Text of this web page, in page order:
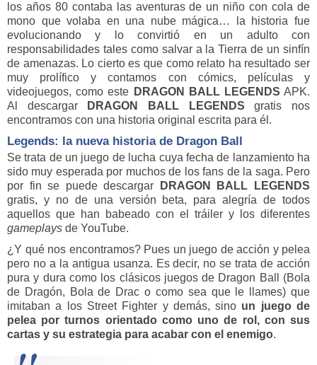
los años 80 contaba las aventuras de un niño con cola de
mono que volaba en una nube mágica… la historia fue
evolucionando y lo convirtió en un adulto con
responsabilidades tales como salvar a la Tierra de un sinfín
de amenazas. Lo cierto es que como relato ha resultado ser
muy prolífico y contamos con cómics, películas y
videojuegos, como este DRAGON BALL LEGENDS APK.
Al descargar
DRAGON BALL LEGENDS gratis nos
encontramos con una historia original escrita para él.
Legends: la nueva historia de Dragon Ball
Se trata de un juego de lucha cuya fecha de lanzamiento ha
sido muy esperada por muchos de los fans de la saga. Pero
por fin se puede descargar
DRAGON BALL LEGENDS
gratis, y no de una versión beta, para alegría de todos
aquellos que han babeado con el tráiler y los diferentes
gameplays de YouTube.
¿Y qué nos encontramos? Pues un juego de acción y pelea
pero no a la antigua usanza. Es decir, no se trata de acción
pura y dura como los clásicos juegos de Dragon Ball (Bola
de Dragón, Bola de Drac o como sea que le llames) que
imitaban a los Street Fighter y demás, sino un juego de
pelea por turnos orientado como uno de rol, con sus
cartas y su estrategia para acabar con el enemigo.